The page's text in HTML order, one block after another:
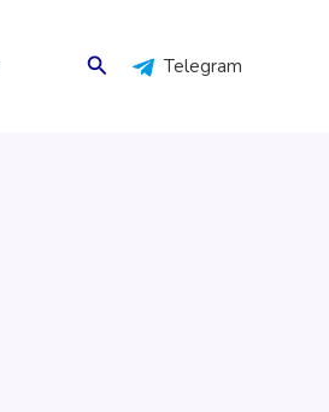
Поиск Telegram